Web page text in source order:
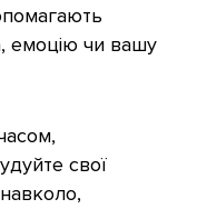
емоцію чи вашу
свої